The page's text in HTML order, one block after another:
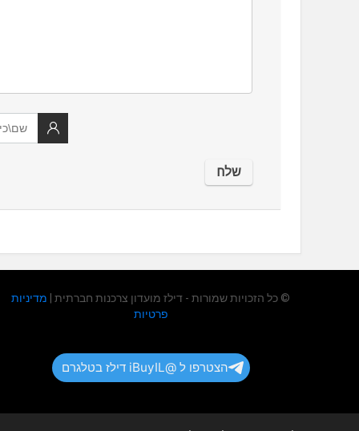
© כל הזכויות שמורות - דילז מועדון צרכנות חברתית | מדיניות
פרטיות
הצטרפו ל @iBuyIL דילז בטלגרם